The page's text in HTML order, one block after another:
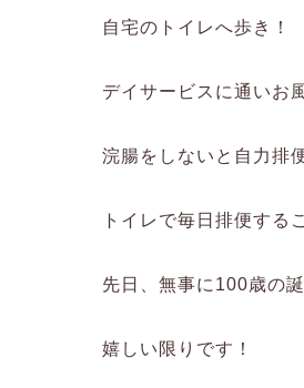
自宅のトイレへ歩き！
デイサービスに通いお
浣腸をしないと自力排
トイレで毎日排便する
先日、無事に100歳の
嬉しい限りです！